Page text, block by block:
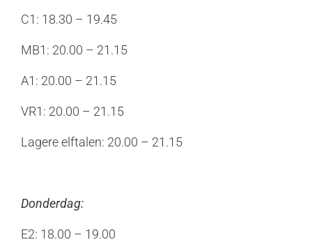
C1: 18.30 – 19.45
MB1: 20.00 – 21.15
A1: 20.00 – 21.15
VR1: 20.00 – 21.15
Lagere elftalen: 20.00 – 21.15
Donderdag:
E2: 18.00 – 19.00